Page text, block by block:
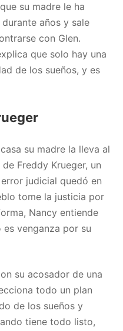
su madre le ha
años y sale
con Glen.
que solo hay una
de los sueños, y es
su madre la lleva al
Freddy Krueger, un
judicial quedó en
tome la justicia por
Nancy entiende
venganza por su
su acosador de una
todo un plan
de los sueños y
tiene todo listo,